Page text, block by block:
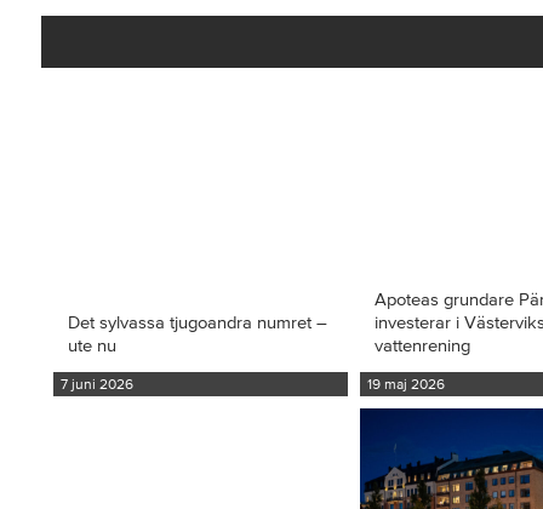
Det sylvassa tjugoandra numret –
ute nu
7 juni 2026
Apoteas grundare
investerar i
vattenrening
19 maj 2026